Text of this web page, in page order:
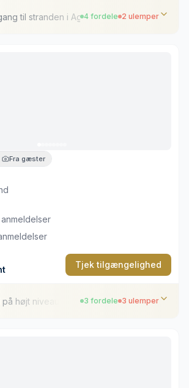
til stranden i Agios Gordios
4 fordele 2 ulemper
Fra gæster
Tjek tilgængelighed
højt niveau 3 fordele 3 ulemper